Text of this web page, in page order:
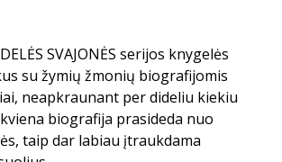
SVAJONĖS serijos knygelės
su žymių žmonių biografijomis
neapkraunant per dideliu kiekiu
biografija prasideda nuo
taip dar labiau įtraukdama